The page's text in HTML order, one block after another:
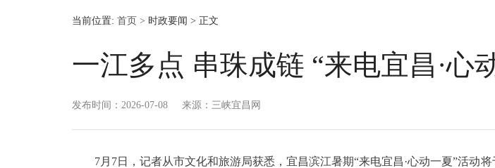
当前位置: 首页 > 时政要闻 > 正文
一江多点 串珠成链 “来电宜昌·心
发布时间：2026-07-08 来源：三峡宜昌网
7月7日，记者从市文化和旅游局获悉，宜昌滨江暑期“来电宜昌·心动一夏”活动